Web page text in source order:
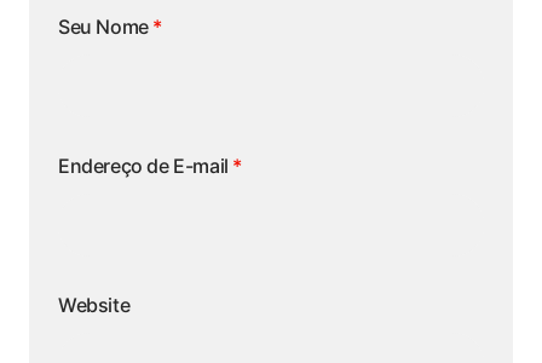
Seu Nome *
Endereço de E-mail *
Website